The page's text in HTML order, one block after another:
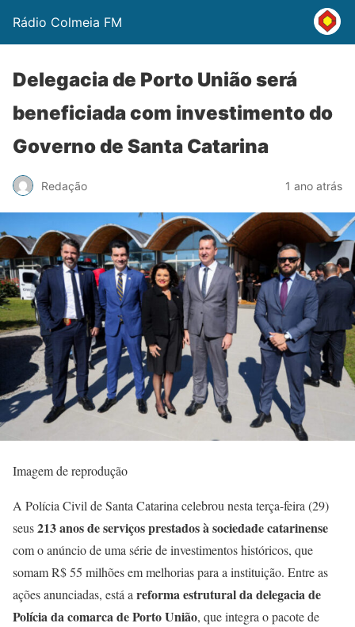
Rádio Colmeia FM
Delegacia de Porto União será
beneficiada com investimento do
Governo de Santa Catarina
Redação 1 ano atrás
Imagem de reprodução
A Polícia Civil de Santa Catarina celebrou nesta terça-feira (29)
seus213 anos de serviços prestados à sociedade catarinense
com o anúncio de uma série de investimentos históricos, que
somam R$ 55 milhões em melhorias para a instituição. Entre as
ações anunciadas, está areforma estrutural da delegacia de
Polícia da comarca de Porto União, que integra o pacote de